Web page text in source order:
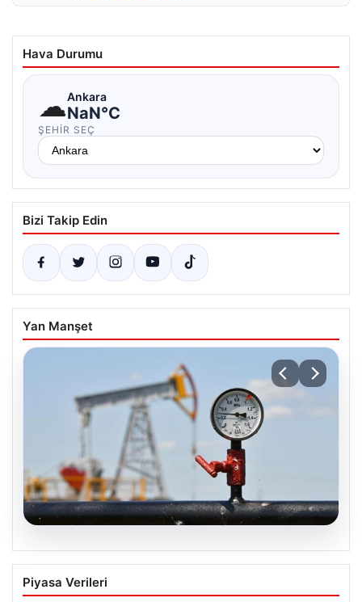
Hava Durumu
☁Ankara
NaN°C
ŞEHIR SEÇ
Bizi Takip Edin
Yan Manşet
25 Mayıs Petrol Fiyatlarında Düşüş:
Brent ve WTI Güncel Durum
Piyasa Verileri